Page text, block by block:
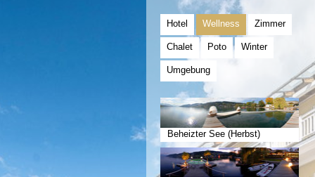
Hotel Wellness Zimmer
Chalet Poto Winter
Umgebung
Beheizter See (Herbst)